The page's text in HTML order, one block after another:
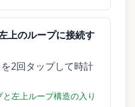
上のループに接続す
2回タップして時計
左上ループ構造の入り